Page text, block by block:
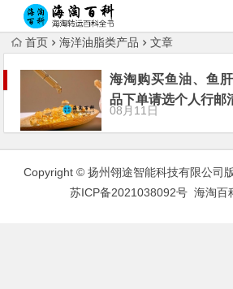
首页 海洋油脂类产品 文章
海淘购买鱼油、鱼
品下单请选个人行邮
08月11日
Copyright © 扬州翎途智能科技有限公司
苏ICP备2021038092号 海淘百